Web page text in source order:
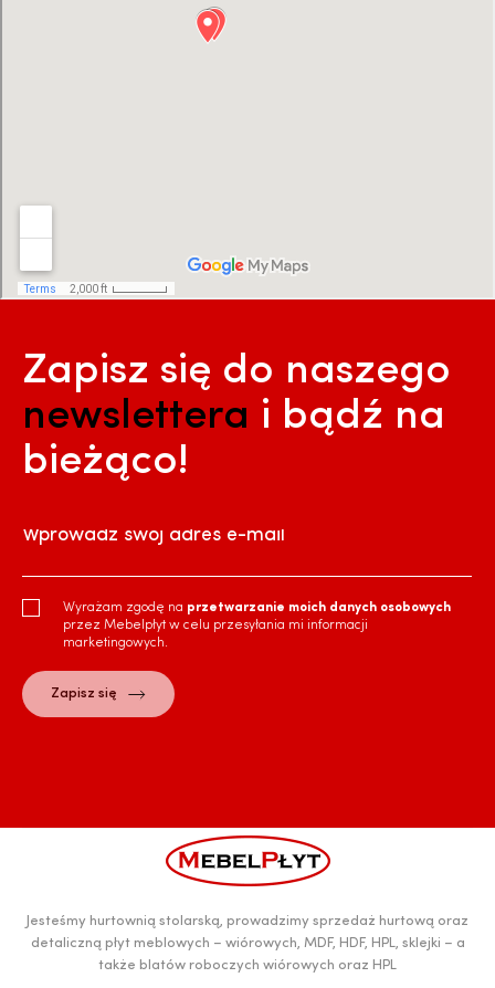
Zapisz się do naszego
newslettera i bądź na
bieżąco!
Wprowadź swój adres e-mail
Wyrażam zgodę na przetwarzanie moich danych osobowych
przez Mebelpłyt w celu przesyłania mi informacji
marketingowych.
Jesteśmy hurtownią stolarską, prowadzimy sprzedaż hurtową oraz
detaliczną płyt meblowych – wiórowych, MDF, HDF, HPL, sklejki – a
także blatów roboczych wiórowych oraz HPL